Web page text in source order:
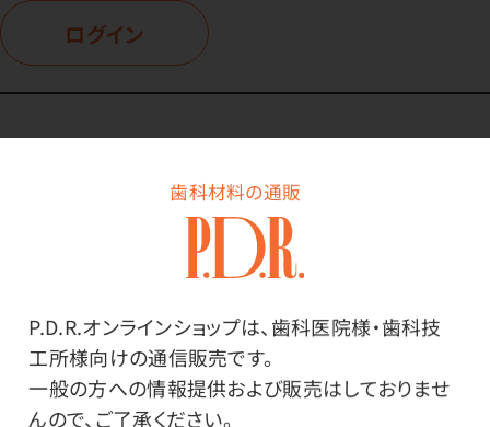
歯科材料の通販
P.D.R.オンラインショップは、歯科医院様・歯科技
工所様向けの通信販売です。
一般の方への情報提供および販売はしておりませ
んので、ご了承ください。
ログイン
商品詳細
天然紙では得られない、強さ、耐水性、練和性を備えた
セメント練板紙。